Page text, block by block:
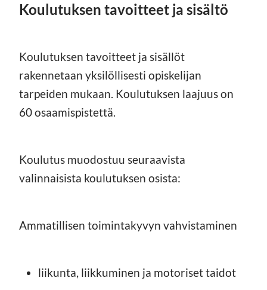
Koulutuksen tavoitteet ja sisältö
Koulutuksen tavoitteet ja sisällöt
rakennetaan yksilöllisesti opiskelijan
tarpeiden mukaan. Koulutuksen laajuus on
60 osaamispistettä.
Koulutus muodostuu seuraavista
valinnaisista koulutuksen osista:
Ammatillisen toimintakyvyn vahvistaminen
liikunta, liikkuminen ja motoriset taidot